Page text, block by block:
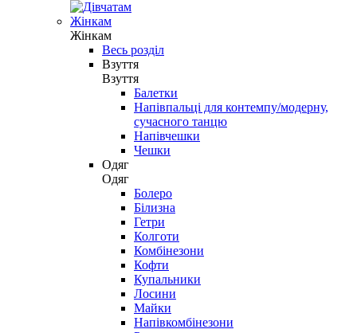
Жінкам
Жінкам
Весь розділ
Взуття
Взуття
Балетки
Напівпальці для контемпу/модерну,
сучасного танцю
Напівчешки
Чешки
Одяг
Одяг
Болеро
Білизна
Гетри
Колготи
Комбінезони
Кофти
Купальники
Лосини
Майки
Напівкомбінезони